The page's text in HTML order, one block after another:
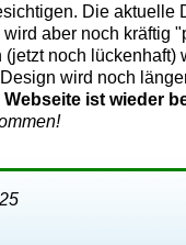
Die aktuelle
aber noch kräftig
(jetzt noch lückenhaft)
wird noch
Webseite ist wieder